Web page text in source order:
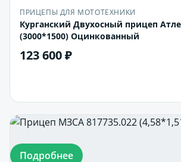
ПРИЦЕПЫ ДЛЯ МОТОТЕХНИКИ
Курганский Двухосный прицеп
(3000*1500) Оцинкованный
123 600 ₽
Подробнее